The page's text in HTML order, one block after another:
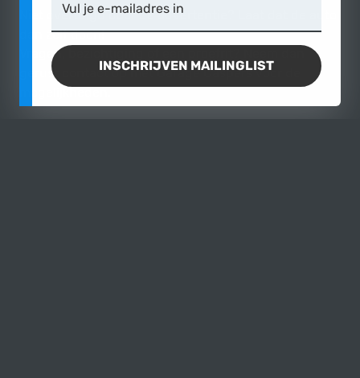
Niet overtuigd door de advertentie? Laat dat de auto
dan zelf doen!
Vragen, bezichtiging of een proefrit? Neem dan
gerust contact op met Garage Caspers voor de
Vul je e-mailadres in
INSCHRIJVEN MAILINGLIST